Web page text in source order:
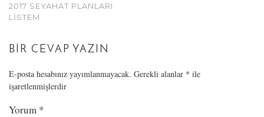
2017 SEYAHAT PLANLARI
LISTEM
BIR CEVAP YAZIN
E-posta hesabınız yayımlanmayacak. Gerekli alanlar * ile
işaretlenmişlerdir
Yorum *